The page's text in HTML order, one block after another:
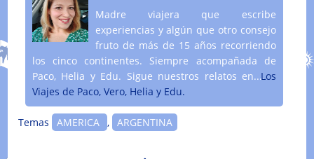
Madre viajera que escribe
experiencias y algún que otro consejo
fruto de más de 15 años recorriendo
los cinco continentes. Siempre acompañada de
Paco, Helia y Edu. Sigue nuestros relatos en....
Los
Viajes de Paco, Vero, Helia y Edu.
Temas AMERICA , ARGENTINA